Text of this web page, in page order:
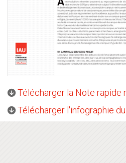
Télécharger la Note rapide
Télécharger l'infographie